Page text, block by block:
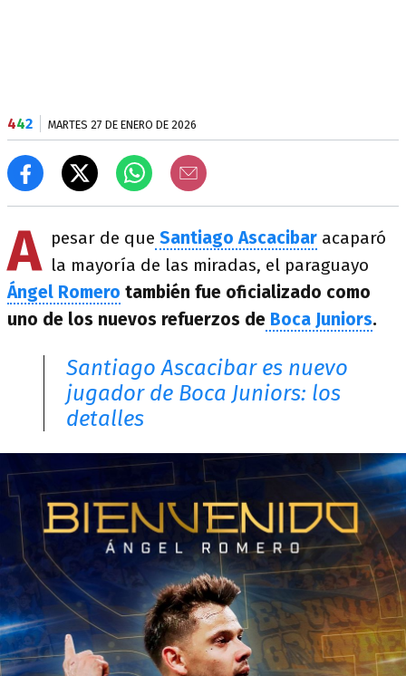
442 MARTES 27 DE ENERO DE 2026
A pesar de que Santiago Ascacibar acaparó
la mayoría de las miradas, el paraguayo
Ángel Romero también fue oficializado como
uno de los nuevos refuerzos de Boca Juniors.
Santiago Ascacibar es nuevo
jugador de Boca Juniors: los
detalles